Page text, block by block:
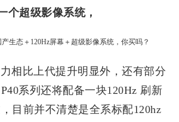
个超级影像系统，
相比上代提升明显外，还有部分
系列还将配备一块120Hz 刷新
目前并不清楚是全系标配120hz